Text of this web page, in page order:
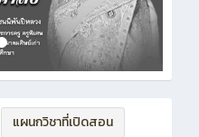
แผนกวิชาที่เปิดสอน